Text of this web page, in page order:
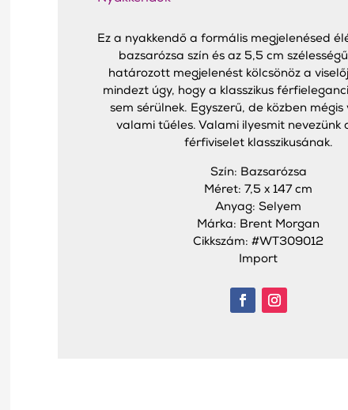
Ez a nyakkendő a formális megjelenésed
bazsarózsa szín és az 5,5 cm
határozott megjelenést kölcsönöz a
mindezt úgy, hogy a klasszikus
sem sérülnek. Egyszerű, de közben
valami tűéles. Valami ilyesmit nevezünk
férfiviselet klasszikusának.
Szín: Bazsarózsa
Méret: 7,5 x 147 cm
Anyag: Selyem
Márka: Brent Morgan
Cikkszám: #WT309012
Import